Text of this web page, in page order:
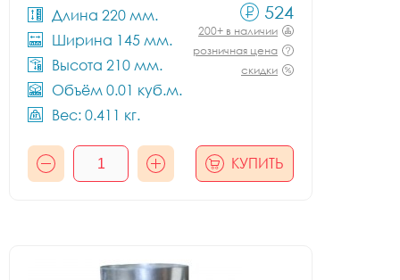
Длина 220 мм.
Ширина 145 мм.
Высота 210 мм.
Объём 0.01 куб.м.
Вес: 0.411 кг.
524
200+ в наличии
розничная цена
скидки
КУПИТЬ